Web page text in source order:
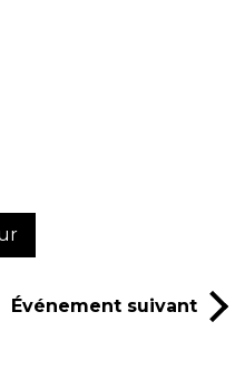
Événement suivant